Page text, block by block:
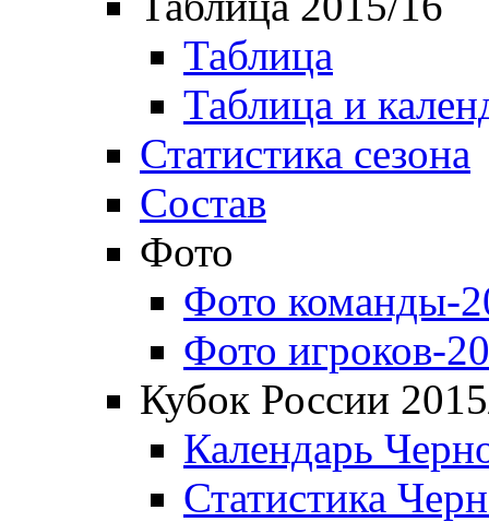
Таблица
Таблица и
Статистика сезона
Состав
Фото
Фото команды-
Фото игроков-
Кубок России
Календарь
Статистика